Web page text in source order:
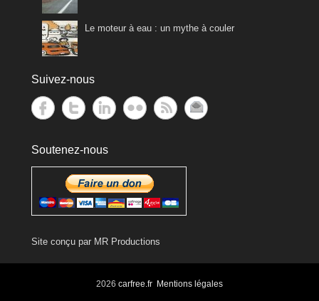
Le moteur à eau : un mythe à couler
Suivez-nous
Soutenez-nous
Site conçu par MR Productions
2026 carfree.fr Mentions légales